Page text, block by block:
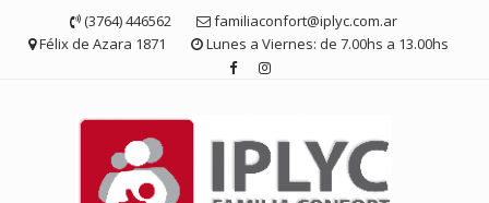
contenido
(3764) 446562
familiaconfort@iplyc.com.ar
Félix de Azara 1871
Lunes a Viernes: de 7.00hs a 13.00hs